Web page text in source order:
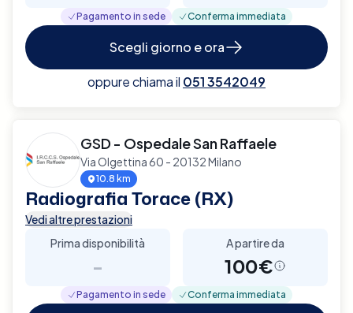
Pagamento in sede Conferma immediata
Scegli giorno e ora
oppure chiama il 051 3542049
GSD - Ospedale San Raffaele
Via Olgettina 60 - 20132 Milano
10.8 km
Radiografia Torace (RX)
Vedi altre prestazioni
Prima disponibilità
-
A partire da
100€
Pagamento in sede Conferma immediata